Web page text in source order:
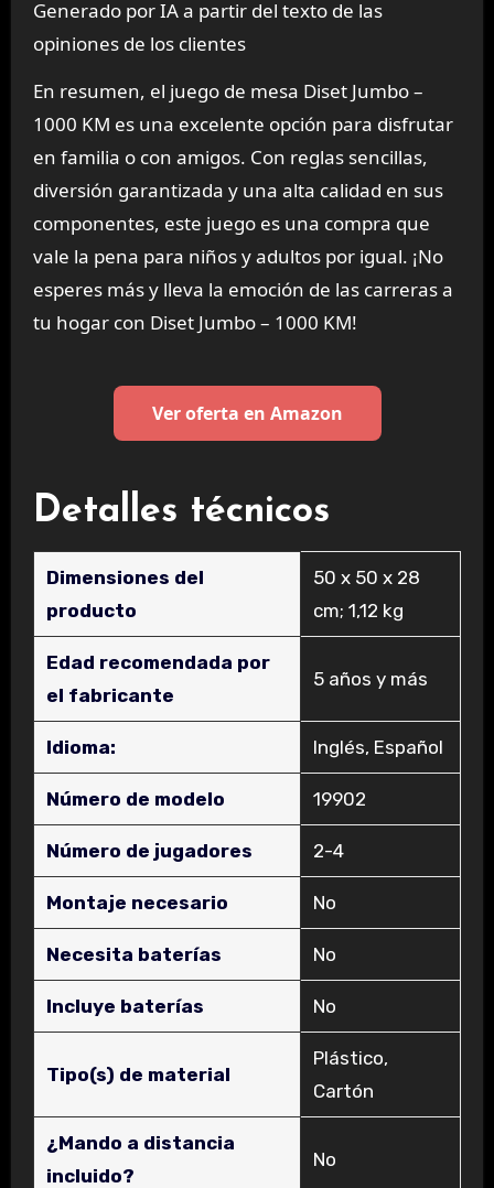
Generado por IA a partir del texto de las
opiniones de los clientes
En resumen, el juego de mesa Diset Jumbo –
1000 KM es una excelente opción para disfrutar
en familia o con amigos. Con reglas sencillas,
diversión garantizada y una alta calidad en sus
componentes, este juego es una compra que
vale la pena para niños y adultos por igual. ¡No
esperes más y lleva la emoción de las carreras a
tu hogar con Diset Jumbo – 1000 KM!
Ver oferta en Amazon
Detalles técnicos
Dimensiones del
producto
‎50 x 50 x 28
cm; 1,12 kg
Edad recomendada por
el fabricante
‎5 años y más
Idioma: ‎Inglés, Español
Número de modelo ‎19902
Número de jugadores ‎2-4
Montaje necesario ‎No
Necesita baterías ‎No
Incluye baterías ‎No
Tipo(s) de material
‎Plástico,
Cartón
¿Mando a distancia
incluido?
‎No